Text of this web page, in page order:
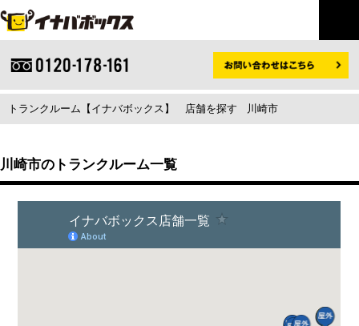
トランクルーム【イナバボックス】 店舗を探す 川崎市
川崎市のトランクルーム一覧